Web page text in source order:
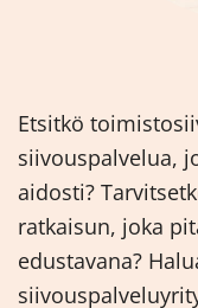
Etsitkö
siivouspalvelua,
aidosti?
ratkaisun, joka
edustavana?